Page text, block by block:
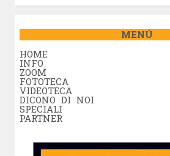
MENÚ
HOME
INFO
ZOOM
FOTOTECA
VIDEOTECA
DICONO DI NOI
SPECIALI
PARTNER